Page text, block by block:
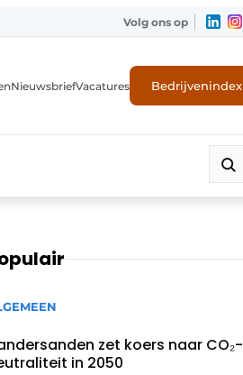
Volg ons op
NieuwsbriefVacatures Bedrijvenindex
zet koers naar CO₂-
in 2050